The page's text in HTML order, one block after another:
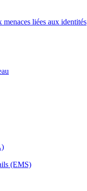
liées aux identités
(EMS)